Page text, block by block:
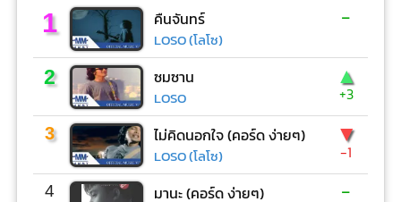
1 คืนจันทร์
LOSO (โลโซ)
-
2 ซมซาน
LOSO
▲
+3
3 ไม่คิดนอกใจ (คอร์ด ง่ายๆ)
LOSO (โลโซ)
▼
-1
4 มานะ (คอร์ด ง่ายๆ) -